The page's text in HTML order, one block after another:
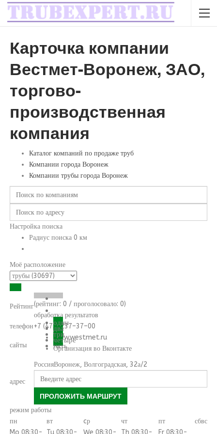
Карточка компании
Вестмет-Воронеж, ЗАО,
торгово-
производственная
компания
Каталог компаний по продаже труб
Компании города Воронеж
Компании трубы города Воронеж
Настройка поиска
Радиус поиска 0 км
Моё расположение
Рейтинг
один
два
три
четыре
пять
(рейтинг: 0 / проголосовало: 0)
обработка результатов
телефон+7 (473) 237–37–00
сайты
www.westmet.ru
Организация во Вконтакте
адрес
РоссияВоронеж, Волгоградская, 32а/2
ПРОЛОЖИТЬ МАРШРУТ
режим работы
пн
вт cр чт пт сбвс
Mo 08:30-
Tu 08:30- We 08:30- Th 08:30- Fr 08:30-